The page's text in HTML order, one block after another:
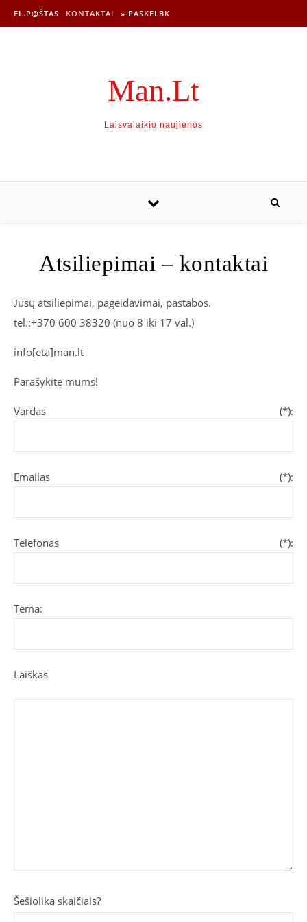
EL.P@ŠTAS KONTAKTAI » PASKELBK
Man.Lt
Laisvalaikio naujienos
Atsiliepimai – kontaktai
Jūsų atsiliepimai, pageidavimai, pastabos.
tel.:+370 600 38320 (nuo 8 iki 17 val.)
info[eta]man.lt
Parašykite mums!
Vardas (*):
Emailas (*):
Telefonas (*):
Tema:
Laiškas
Šešiolika skaičiais?